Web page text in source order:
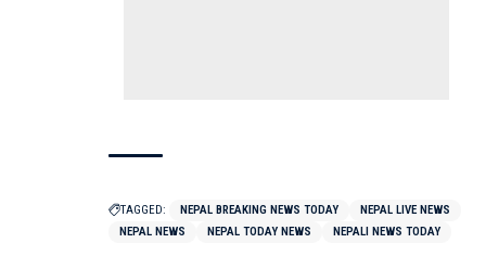
TAGGED: NEPAL BREAKING NEWS TODAY
NEPAL LIVE NEWS
NEPAL NEWS
NEPAL TODAY NEWS NEPALI NEWS TODAY